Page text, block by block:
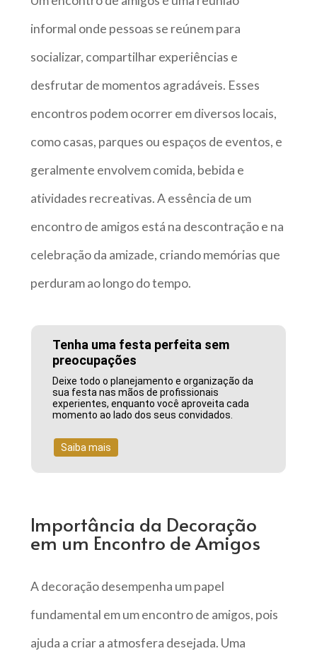
informal onde pessoas se reúnem para
socializar, compartilhar experiências e
desfrutar de momentos agradáveis. Esses
encontros podem ocorrer em diversos locais,
como casas, parques ou espaços de eventos, e
geralmente envolvem comida, bebida e
atividades recreativas. A essência de um
encontro de amigos está na descontração e na
celebração da amizade, criando memórias que
perduram ao longo do tempo.
Tenha uma festa perfeita sem
preocupações
Deixe todo o planejamento e organização da
sua festa nas mãos de profissionais
experientes, enquanto você aproveita cada
momento ao lado dos seus convidados.
Saiba mais
Importância da Decoração
em um Encontro de Amigos
A decoração desempenha um papel
fundamental em um encontro de amigos, pois
ajuda a criar a atmosfera desejada. Uma